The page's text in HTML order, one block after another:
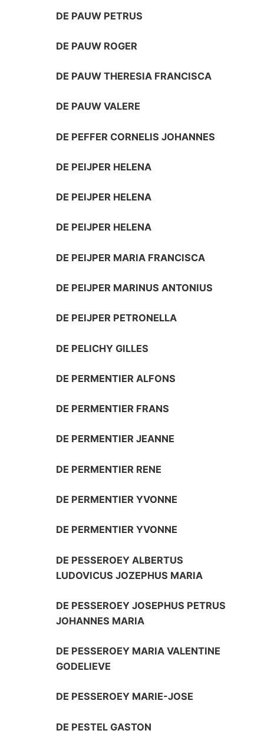
DE PAUW PETRUS
DE PAUW ROGER
DE PAUW THERESIA FRANCISCA
DE PAUW VALERE
DE PEFFER CORNELIS JOHANNES
DE PEIJPER HELENA
DE PEIJPER HELENA
DE PEIJPER HELENA
DE PEIJPER MARIA FRANCISCA
DE PEIJPER MARINUS ANTONIUS
DE PEIJPER PETRONELLA
DE PELICHY GILLES
DE PERMENTIER ALFONS
DE PERMENTIER FRANS
DE PERMENTIER JEANNE
DE PERMENTIER RENE
DE PERMENTIER YVONNE
DE PERMENTIER YVONNE
DE PESSEROEY ALBERTUS
LUDOVICUS JOZEPHUS MARIA
DE PESSEROEY JOSEPHUS PETRUS
JOHANNES MARIA
DE PESSEROEY MARIA VALENTINE
GODELIEVE
DE PESSEROEY MARIE-JOSE
DE PESTEL GASTON